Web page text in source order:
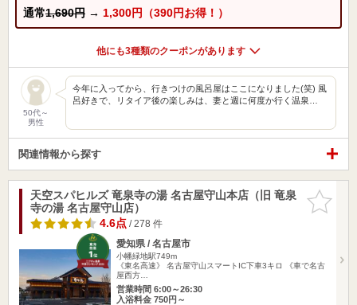
通常1,690円 → 1,300円（390円お得！）
他にも3種類のクーポンがあります
50代～
男性
今年に入ってから、行きつけの風呂屋はここになりました(笑) 風
呂好きで、リタイア後の楽しみは、妻と週に何度か行く温泉…
関連情報から探す
お気に入
りに追加
天空スパヒルズ 竜泉寺の湯 名古屋守山本店（旧 竜泉
寺の湯 名古屋守山店）
4.6点/ 278 件
愛知県 / 名古屋市
小幡緑地駅749m
《東名高速》 名古屋守山スマートIC下車3キロ 《車で名古
屋西方…
営業時間 6:00～26:30
入浴料金 750円～